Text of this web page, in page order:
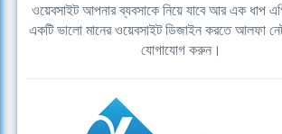
ওয়েবসাইট আপনার ব্যবসাকে নিয়ে যাবে আর এক ধাপ
একটি ভালো মানের ওয়েবসাইট ডিজাইন করতে আলফা
যোগাযোগ করুন।